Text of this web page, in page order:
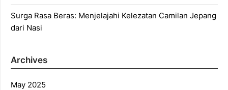
Surga Rasa Beras: Menjelajahi Kelezatan Camilan Jepang
dari Nasi
Archives
May 2025